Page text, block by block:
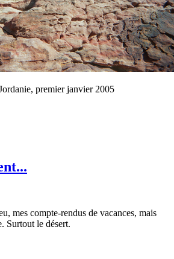
premier janvier 2005
mes compte-rendus de vacances, mais
Surtout le désert.